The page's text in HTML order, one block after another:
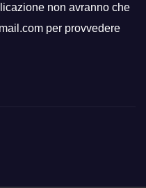
non avranno che
per provvedere